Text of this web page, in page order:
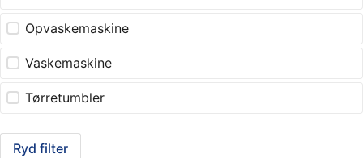
Opvaskemaskine
Vaskemaskine
Tørretumbler
Ryd filter